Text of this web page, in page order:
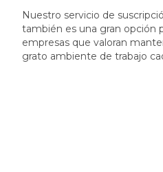
Nuestro servicio de
también es una gran opción
empresas que valoran
grato ambiente de trabajo